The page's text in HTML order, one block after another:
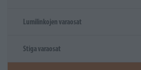
Lumilinkojen varaosat
Stiga varaosat